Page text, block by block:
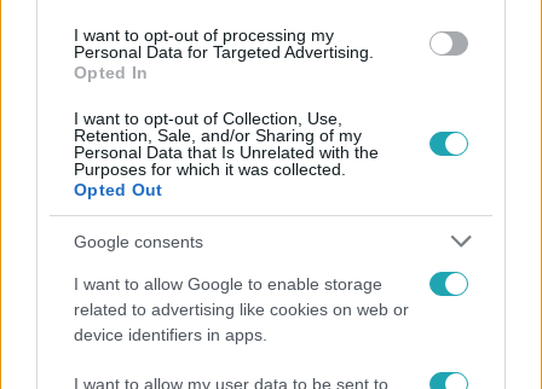
I want to opt-out of processing my
Personal Data for Targeted Advertising.
Opted In
I want to opt-out of Collection, Use,
Retention, Sale, and/or Sharing of my
Personal Data that Is Unrelated with the
Purposes for which it was collected.
Opted Out
Google consents
I want to allow Google to enable storage
related to advertising like cookies on web or
device identifiers in apps.
I want to allow my user data to be sent to
Életmód
Minden nyáron ezt a receptet keresik: így lesz